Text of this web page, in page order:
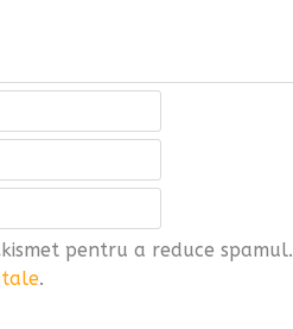
pentru a reduce spamul.
.